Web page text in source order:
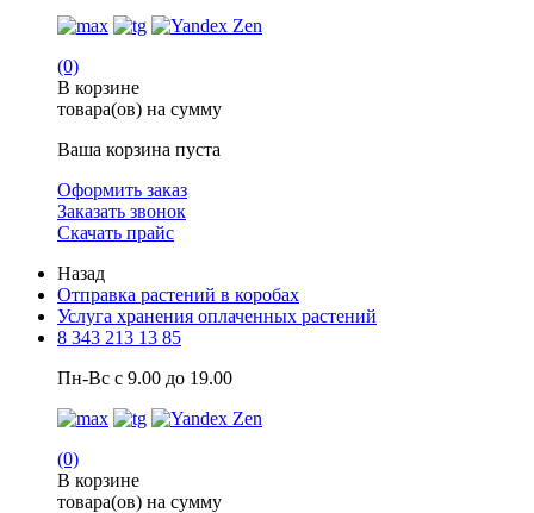
(0)
В корзине
товара(ов) на сумму
Ваша корзина пуста
Оформить заказ
Заказать звонок
Скачать прайс
Назад
Отправка растений в коробах
Услуга хранения оплаченных растений
8 343 213 13 85
Пн-Вс с 9.00 до 19.00
(0)
В корзине
товара(ов) на сумму